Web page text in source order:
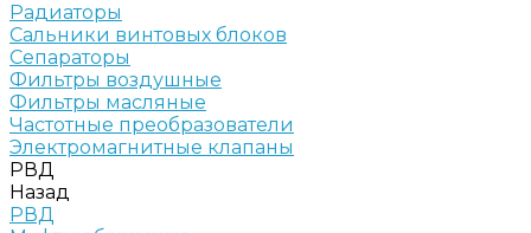
Радиаторы
Сальники винтовых блоков
Сепараторы
Фильтры воздушные
Фильтры масляные
Частотные преобразователи
Электромагнитные клапаны
РВД
Назад
РВД